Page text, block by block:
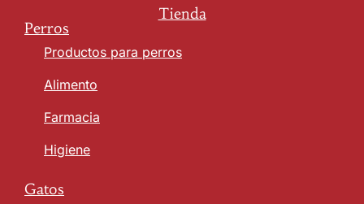
Tienda
Perros
Productos para perros
Alimento
Farmacia
Higiene
Gatos